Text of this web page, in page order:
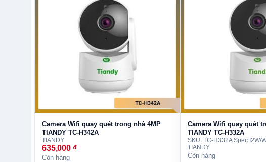
Cần tư vấn Camera Wifi TIANDY TC-
hồng ngoại?
Liên hệ Trường Thịnh để được kiểm tra tồn kho, tư vấn
THÔNG TIN LIÊN HỆ & HỖ TRỢ KHÁCH HÀNG:
CÔNG TY TNHH ĐẦU TƯ CÔNG NGHỆ TRƯỜNG THỊNH
Địa chỉ : 14 Trịnh Lỗi, Phường Phú Thọ Hòa, TP. HCM, Việt Nam
Camera Wifi quay quét trong nhà 4MP
TIANDY TC-H342A
TIANDY
635,000 ₫
Còn hàng
Camera Wifi quay quét
TIANDY TC-H332A
SKU: TC-H332A Spec:I2W/
TIANDY
Còn hàng